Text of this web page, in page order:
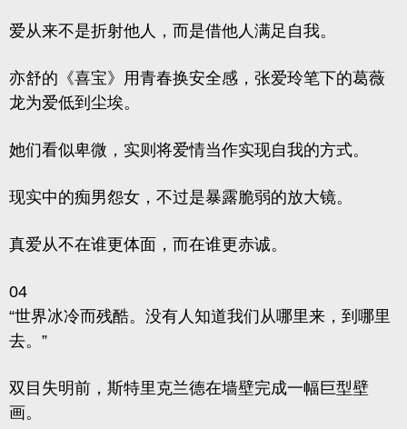
爱从来不是折射他人，而是借他人满足自我。
亦舒的《喜宝》用青春换安全感，张爱玲笔下的葛薇
龙为爱低到尘埃。
她们看似卑微，实则将爱情当作实现自我的方式。
现实中的痴男怨女，不过是暴露脆弱的放大镜。
真爱从不在谁更体面，而在谁更赤诚。
04
“世界冰冷而残酷。没有人知道我们从哪里来，到哪里
去。”
双目失明前，斯特里克兰德在墙壁完成一幅巨型壁
画。